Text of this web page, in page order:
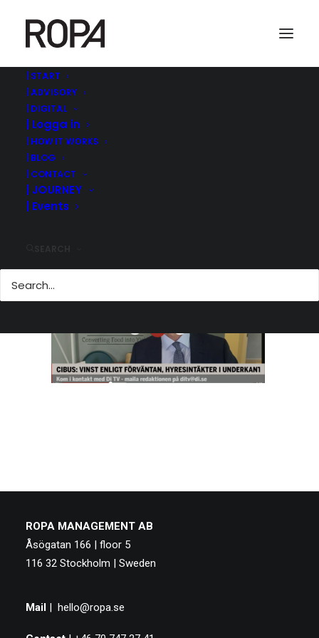
| START
| ADVISORY
| DIGITAL
| Logga in
| HOW IT WORKS
| BLOG
| CONTACT
| JOURNEY
| Events
| Cibus Real Estate - Europeisk plattform, emission, månadsvis
ROPA MANAGEMENT AB
Åsögatan 166 | floor 5
116 32 Stockholm | Sweden
Mail | hello@ropa.se